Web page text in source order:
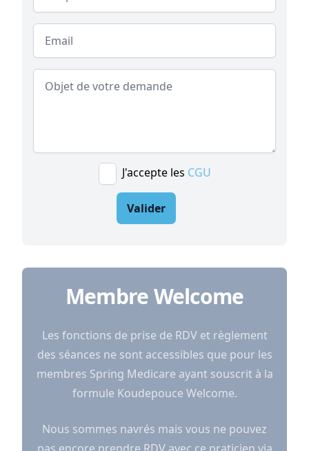
Objet de votre demande
J'accepte les CGU
Valider
Membre Welcome
Les fonctions de prise de RDV et règlement
des séances ne sont accessibles que pour les
membres Spring Medicare ayant souscrit à la
formule Koudepouce Welcome.
Nous sommes navrés mais vous ne pouvez